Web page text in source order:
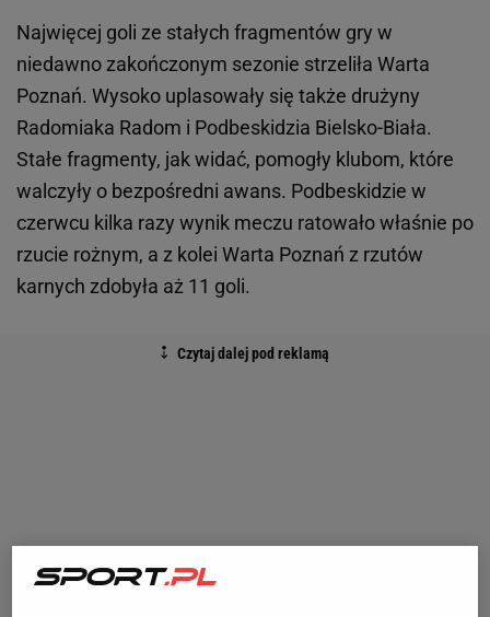
Najwięcej goli ze stałych fragmentów gry w
niedawno zakończonym sezonie strzeliła Warta
Poznań. Wysoko uplasowały się także drużyny
Radomiaka Radom i Podbeskidzia Bielsko-Biała.
Stałe fragmenty, jak widać, pomogły klubom, które
walczyły o bezpośredni awans. Podbeskidzie w
czerwcu kilka razy wynik meczu ratowało właśnie po
rzucie rożnym, a z kolei Warta Poznań z rzutów
karnych zdobyła aż 11 goli.